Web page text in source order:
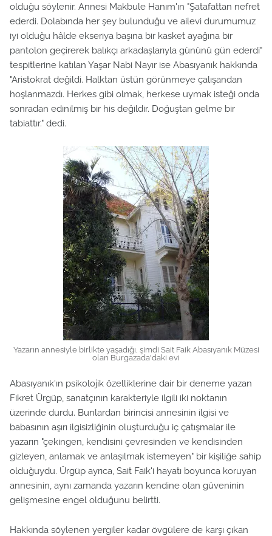
olduğu söylenir. Annesi Makbule Hanım'ın "Şatafattan nefret
ederdi. Dolabında her şey bulunduğu ve ailevi durumumuz
iyi olduğu hâlde ekseriya başına bir kasket ayağına bir
pantolon geçirerek balıkçı arkadaşlarıyla gününü gün ederdi"
tespitlerine katılan Yaşar Nabi Nayır ise Abasıyanık hakkında
"Aristokrat değildi. Halktan üstün görünmeye çalışandan
hoşlanmazdı. Herkes gibi olmak, herkese uymak isteği onda
sonradan edinilmiş bir his değildir. Doğuştan gelme bir
tabiattır." dedi.
Yazarın annesiyle birlikte yaşadığı, şimdi Sait Faik Abasıyanık Müzesi
olan Burgazada'daki evi
Abasıyanık'ın psikolojik özelliklerine dair bir deneme yazan
Fikret Ürgüp, sanatçının karakteriyle ilgili iki noktanın
üzerinde durdu. Bunlardan birincisi annesinin ilgisi ve
babasının aşırı ilgisizliğinin oluşturduğu iç çatışmalar ile
yazarın "çekingen, kendisini çevresinden ve kendisinden
gizleyen, anlamak ve anlaşılmak istemeyen" bir kişiliğe sahip
olduğuydu. Ürgüp ayrıca, Sait Faik'i hayatı boyunca koruyan
annesinin, aynı zamanda yazarın kendine olan güveninin
gelişmesine engel olduğunu belirtti.
Hakkında söylenen yergiler kadar övgülere de karşı çıkan